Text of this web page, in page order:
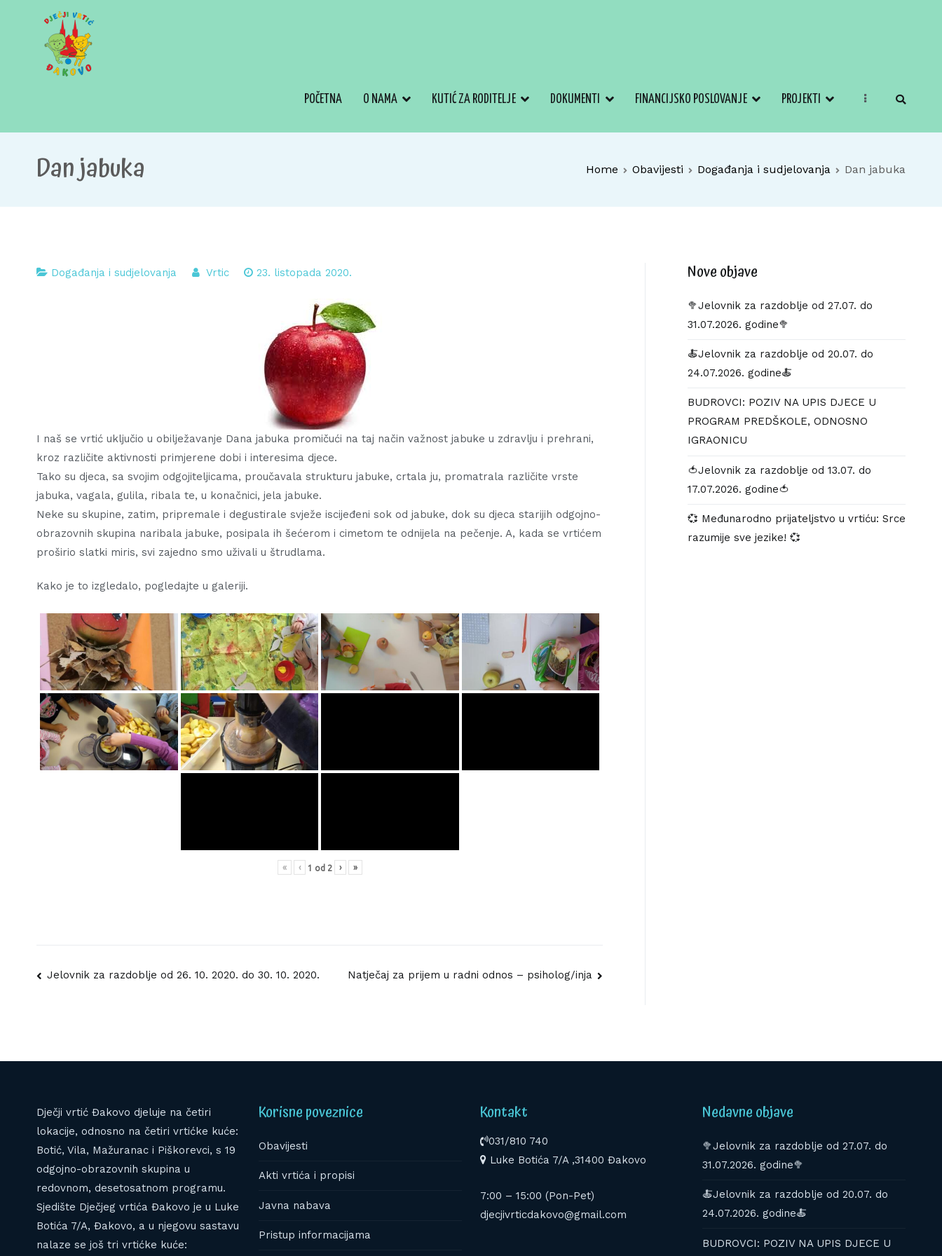
POČETNA O NAMA KUTIĆ ZA RODITELJE DOKUMENTI FINANCIJSKO POSLOVANJE PROJEKTI
Dan jabuka Home Obavijesti Događanja i sudjelovanja Dan jabuka
Događanja i sudjelovanja Vrtic 23. listopada 2020.
I naš se vrtić uključio u obilježavanje Dana jabuka promičući na taj način važnost jabuke u zdravlju i prehrani,
kroz različite aktivnosti primjerene dobi i interesima djece.
Tako su djeca, sa svojim odgojiteljicama, proučavala strukturu jabuke, crtala ju, promatrala različite vrste
jabuka, vagala, gulila, ribala te, u konačnici, jela jabuke.
Neke su skupine, zatim, pripremale i degustirale svježe iscijeđeni sok od jabuke, dok su djeca starijih odgojno-
obrazovnih skupina naribala jabuke, posipala ih šećerom i cimetom te odnijela na pečenje. A, kada se vrtićem
proširio slatki miris, svi zajedno smo uživali u štrudlama.
Kako je to izgledalo, pogledajte u galeriji.
« ‹ 1 od 2 › »
Navigacija
Jelovnik za razdoblje od 26. 10. 2020. do 30. 10. 2020. Natječaj za prijem u radni odnos – psiholog/inja
Nove objave
🥦Jelovnik za razdoblje od 27.07. do
31.07.2026. godine🥦
🍝Jelovnik za razdoblje od 20.07. do
24.07.2026. godine🍝
BUDROVCI: POZIV NA UPIS DJECE U
PROGRAM PREDŠKOLE, ODNOSNO
IGRAONICU
🍅Jelovnik za razdoblje od 13.07. do
17.07.2026. godine🍅
💞 Međunarodno prijateljstvo u vrtiću: Srce
razumije sve jezike! 💞
Dječji vrtić Đakovo djeluje na četiri
lokacije, odnosno na četiri vrtićke kuće:
Botić, Vila, Mažuranac i Piškorevci, s 19
odgojno-obrazovnih skupina u
redovnom, desetosatnom programu.
Sjedište Dječjeg vrtića Đakovo je u Luke
Botića 7/A, Đakovo, a u njegovu sastavu
nalaze se još tri vrtićke kuće:
Korisne poveznice
Obavijesti
Akti vrtića i propisi
Javna nabava
Pristup informacijama
Kontakt
031/810 740
Luke Botića 7/A ,31400 Đakovo
7:00 – 15:00 (Pon-Pet)
djecjivrticdakovo@gmail.com
Nedavne objave
🥦Jelovnik za razdoblje od 27.07. do
31.07.2026. godine🥦
🍝Jelovnik za razdoblje od 20.07. do
24.07.2026. godine🍝
BUDROVCI: POZIV NA UPIS DJECE U